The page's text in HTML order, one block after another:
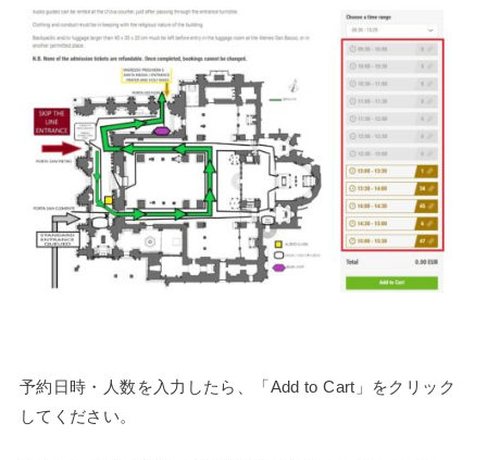
予約日時・人数を入力したら、「Add to Cart」をクリック
してください。